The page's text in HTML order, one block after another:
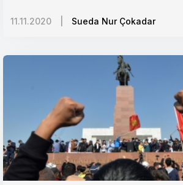
11.11.2020 Sueda Nur Çokadar